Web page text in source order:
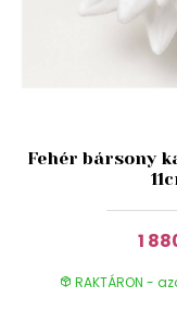
Fehér bársony
1
RAKTÁRON -